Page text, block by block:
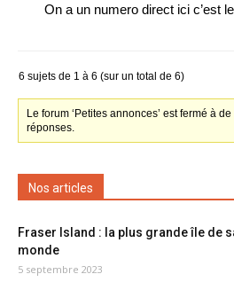
On a un numero direct ici c’est
6 sujets de 1 à 6 (sur un total de 6)
Le forum ‘Petites annonces’ est fermé à
réponses.
Nos articles
Fraser Island : la plus grande île de
monde
5 septembre 2023